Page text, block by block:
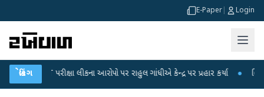
E-Paper Login
બ્રેકિંગ
NET પરીક્ષા લીકના આરોપો પર રાહુલ ગાંધીએ કેન્દ્ર પર પ્રહાર કર્યા ● હિંમતનગરમાં